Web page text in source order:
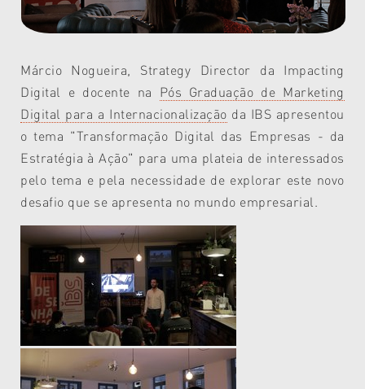
Márcio Nogueira, Strategy Director da Impacting
Digital e docente na Pós Graduação de Marketing
Digital para a Internacionalização da IBS apresentou
o tema "Transformação Digital das Empresas - da
Estratégia à Ação" para uma plateia de interessados
pelo tema e pela necessidade de explorar este novo
desafio que se apresenta no mundo empresarial.